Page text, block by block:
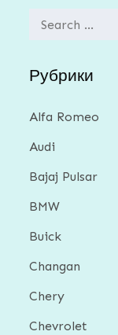
Search
Рубрики
Alfa Romeo
Audi
Bajaj Pulsar
BMW
Buick
Changan
Chery
Chevrolet